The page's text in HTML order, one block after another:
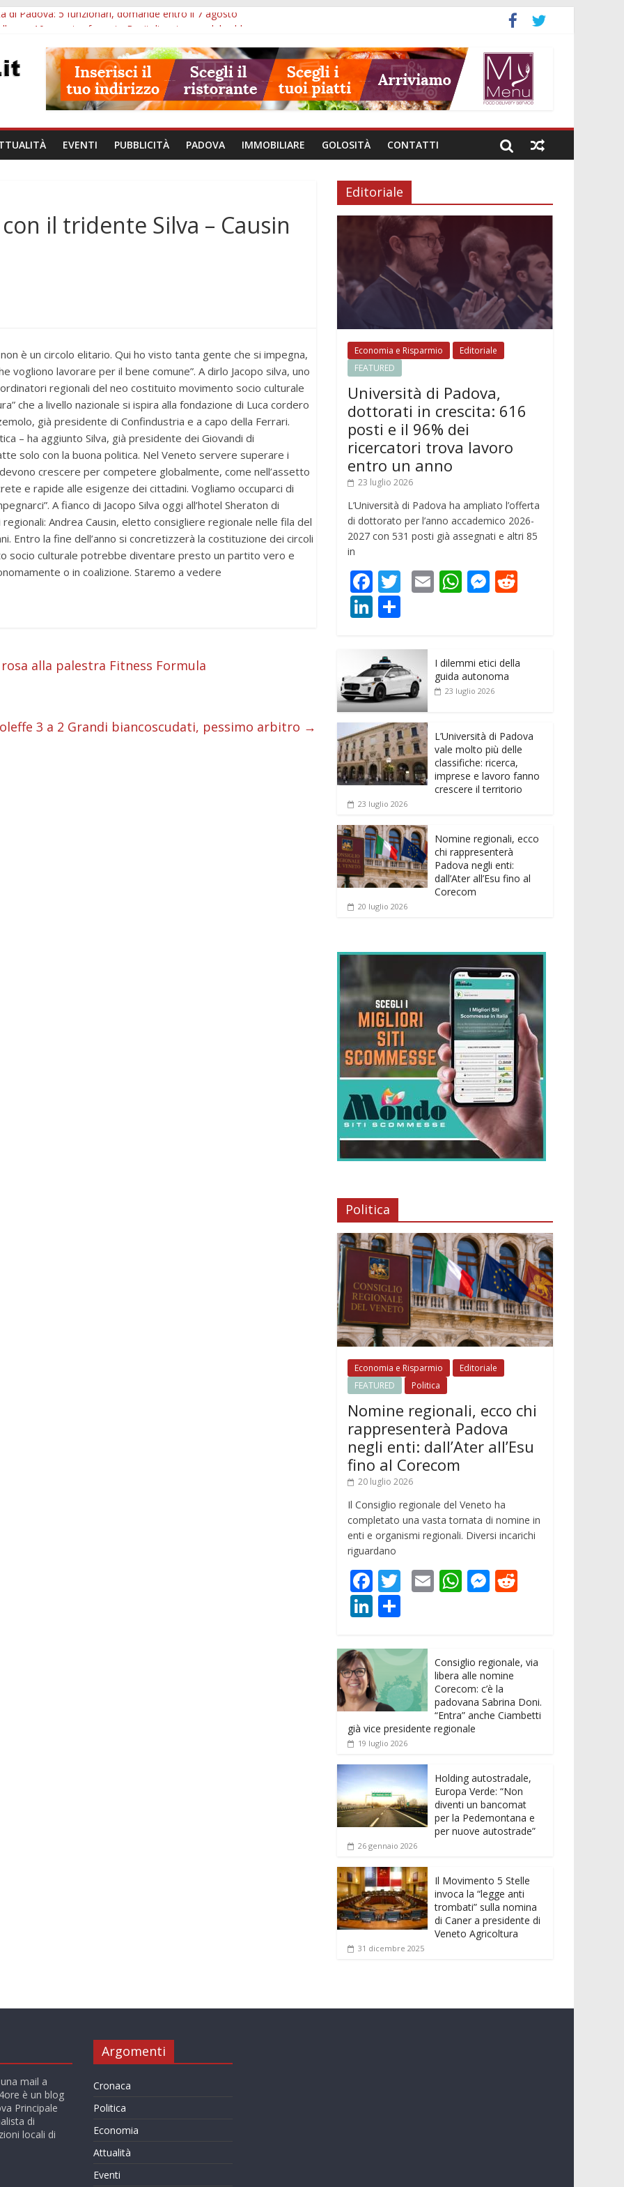
di Padova: 5 funzionari, domande entro il 7 agosto
un’ora per osservare davvero un’opera
ore 21: lavoratore morto, credito sul gasolio e IA nei Comuni
visite ed escursioni fino a settembre
EVENTI PUBBLICITÀ PADOVA IMMOBILIARE GOLOSITÀ CONTATTI
il tridente Silva – Causin
è un circolo elitario. Qui ho visto tanta gente che si impegna,
vogliono lavorare per il bene comune”. A dirlo Jacopo silva, uno
regionali del neo costituito movimento socio culturale
che a livello nazionale si ispira alla fondazione di Luca cordero
già presidente di Confindustria e a capo della Ferrari.
– ha aggiunto Silva, già presidente dei Giovandi di
solo con la buona politica. Nel Veneto servere superare i
crescere per competere globalmente, come nell’assetto
e rapide alle esigenze dei cittadini. Vogliamo occuparci di
A fianco di Jacopo Silva oggi all’hotel Sheraton di
Andrea Causin, eletto consigliere regionale nelle fila del
Entro la fine dell’anno si concretizzerà la costituzione dei circoli
socio culturale potrebbe diventare presto un partito vero e
o in coalizione. Staremo a vedere
alla palestra Fitness Formula
3 a 2 Grandi biancoscudati, pessimo arbitro →
Editoriale
Economia e Risparmio
Editoriale
FEATURED
Università di Padova,
dottorati in crescita: 616
posti e il 96% dei
ricercatori trova lavoro
entro un anno
23 luglio 2026
L’Università di Padova ha ampliato l’offerta
di dottorato per l’anno accademico 2026-
2027 con 531 posti già assegnati e altri 85
in
F
ac
e
b
o
o
k
T
er
E W
A
p
M
n
g
t
Li
k
e
dI
n
n
di
vi
di
I dilemmi etici della
guida autonoma
23 luglio 2026
L’Università di Padova
vale molto più delle
classifiche: ricerca,
imprese e lavoro fanno
crescere il territorio
23 luglio 2026
Nomine regionali, ecco
chi rappresenterà
Padova negli enti:
dall’Ater all’Esu fino al
Corecom
20 luglio 2026
Politica
Economia e Risparmio
Editoriale
FEATURED
Politica
Nomine regionali, ecco chi
rappresenterà Padova
negli enti: dall’Ater all’Esu
fino al Corecom
20 luglio 2026
Il Consiglio regionale del Veneto ha
completato una vasta tornata di nomine in
enti e organismi regionali. Diversi incarichi
riguardano
F
ac
e
b
o
o
k
T
er
E W
A
p
p
M
n
g
er
t
Li
k
e
dI
n
n
di
vi
di
Consiglio regionale, via
libera alle nomine
Corecom: c’è la
padovana Sabrina Doni.
“Entra” anche Ciambetti
già vice presidente regionale
19 luglio 2026
Holding autostradale,
Europa Verde: “Non
diventi un bancomat
per la Pedemontana e
per nuove autostrade”
26 gennaio 2026
Il Movimento 5 Stelle
invoca la “legge anti
trombati” sulla nomina
di Caner a presidente di
Veneto Agricoltura
31 dicembre 2025
mail a
è un blog
Principale
di
locali di
Argomenti
Cronaca
Politica
Economia
Attualità
Eventi